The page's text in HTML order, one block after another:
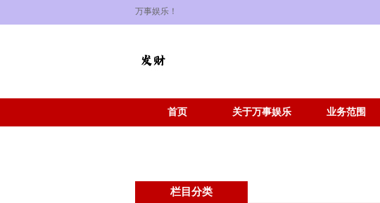
万事娱乐！
首页 关于万事娱乐 业务范围
栏目分类